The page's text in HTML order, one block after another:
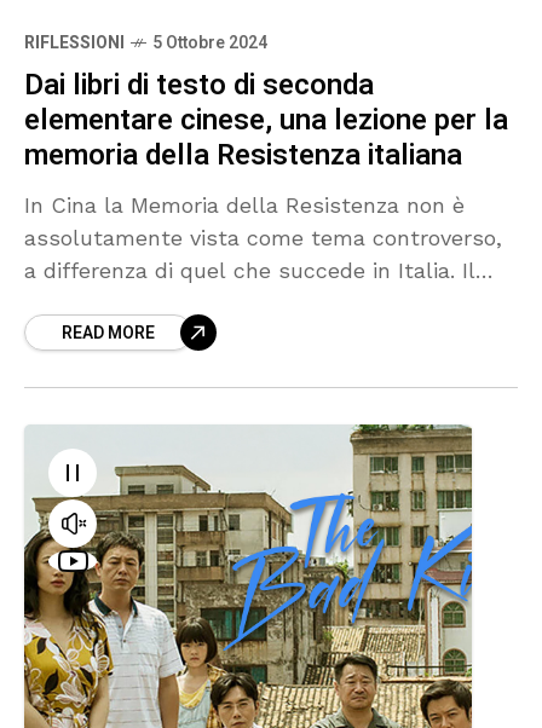
RIFLESSIONI 5 Ottobre 2024
Dai libri di testo di seconda
elementare cinese, una lezione per la
memoria della Resistenza italiana
In Cina la Memoria della Resistenza non è
assolutamente vista come tema controverso,
a differenza di quel che succede in Italia. Il
senza problemi su testi di lingua delle
READ MORE